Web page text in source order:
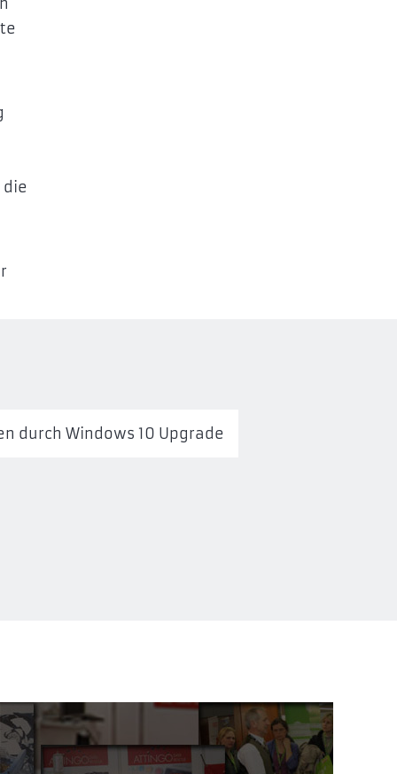
durch Windows 10 Upgrade